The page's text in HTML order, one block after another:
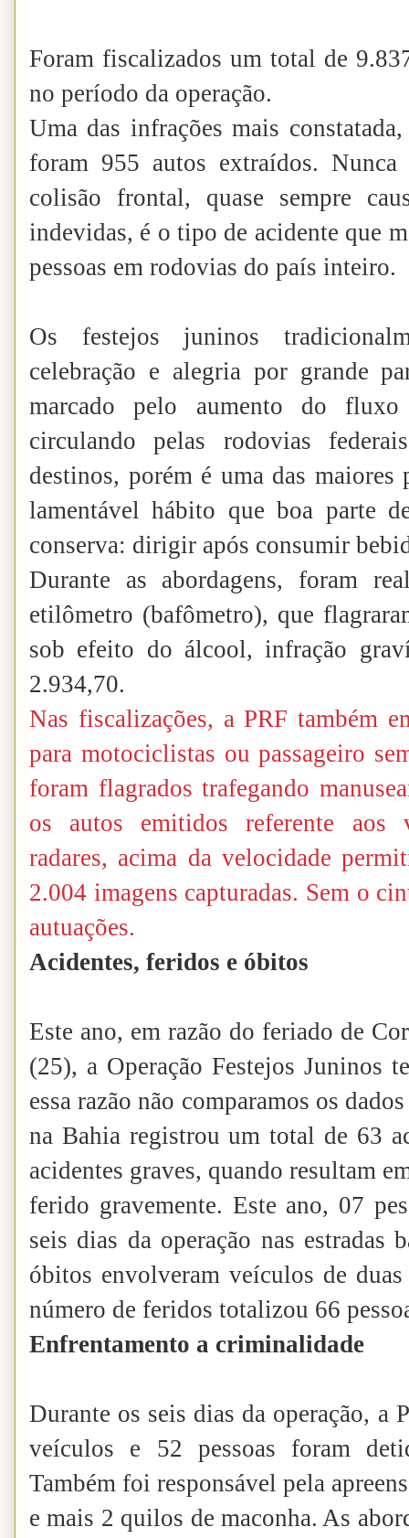
Foram fiscalizados um total de
no período da operação.
Uma das infrações mais
foram 955 autos extraídos.
colisão frontal, quase sempre
indevidas, é o tipo de acidente que
pessoas em rodovias do país inteiro.
Os festejos juninos
celebração e alegria por grande
marcado pelo aumento do
circulando pelas rodovias
destinos, porém é uma das maiores
lamentável hábito que boa parte
conserva: dirigir após consumir
Durante as abordagens, foram
etilômetro (bafômetro), que
sob efeito do álcool, infração
2.934,70.
Nas fiscalizações, a PRF também
para motociclistas ou passageiro
foram flagrados trafegando
os autos emitidos referente aos
radares, acima da velocidade
2.004 imagens capturadas. Sem o
autuações.
Acidentes, feridos e óbitos
Este ano, em razão do feriado de
(25), a Operação Festejos Juninos
essa razão não comparamos os
na Bahia registrou um total de 63
acidentes graves, quando resultam
ferido gravemente. Este ano, 07
seis dias da operação nas estradas
óbitos envolveram veículos de
número de feridos totalizou 66
Enfrentamento a criminalidade
Durante os seis dias da operação, a
veículos e 52 pessoas foram
Também foi responsável pela
e mais 2 quilos de maconha. As